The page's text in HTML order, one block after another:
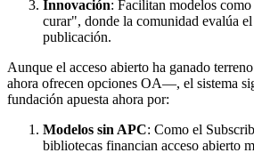
Innovación: Facilitan modelos
curar", donde la comunidad evalúa
publicación.
Aunque el acceso abierto ha ganado
ahora ofrecen opciones OA—, el sistema
fundación apuesta ahora por:
Modelos sin APC: Como el
bibliotecas financian acceso abierto